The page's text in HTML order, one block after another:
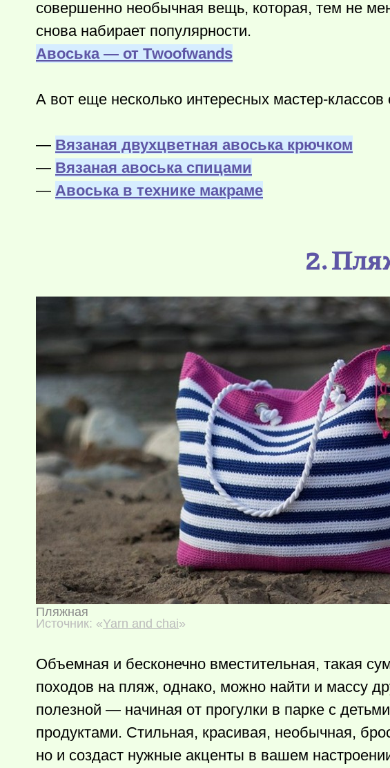
совершенно необычная вещь, которая, тем не
снова набирает популярности.
Авоська — от Тwoofwands
А вот еще несколько интересных мастер-классов
— Вязаная двухцветная авоська крючком
— Вязаная авоська спицами
— Авоська в технике макраме
2.
Пляжная
Источник: «Yarn and chai»
Объемная и бесконечно вместительная, такая
походов на пляж, однако, можно найти и массу
полезной — начиная от прогулки в парке с
продуктами. Стильная, красивая, необычная,
но и создаст нужные акценты в вашем